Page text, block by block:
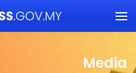
Skip to main content
Media